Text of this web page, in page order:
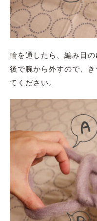
輪を通したら、編み目の
後で腕から外すので、
てください。